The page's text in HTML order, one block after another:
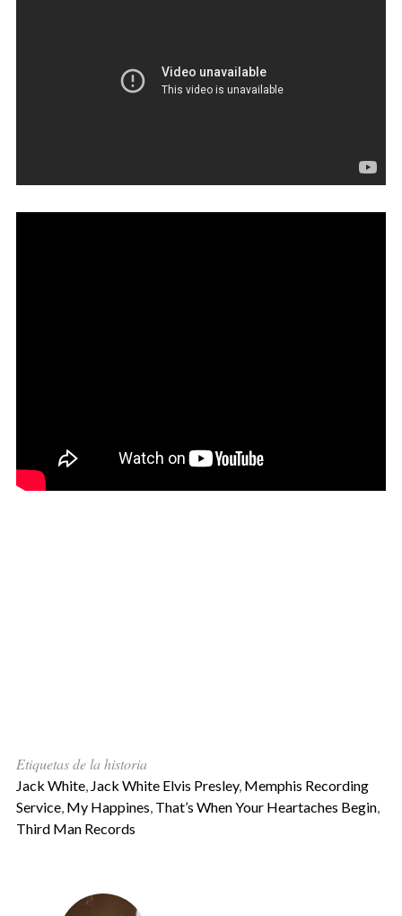
Etiquetas de la historia
Jack White, Jack White Elvis Presley, Memphis Recording
Service, My Happines, That’s When Your Heartaches Begin,
Third Man Records